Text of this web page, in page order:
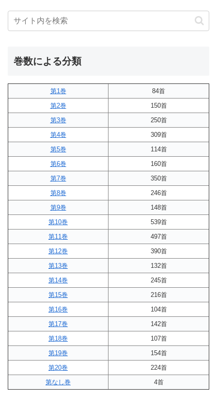
巻数による分類
第1巻
84首
第2巻
150首
第3巻
250首
第4巻
309首
第5巻
114首
第6巻
160首
第7巻
350首
第8巻
246首
第9巻
148首
第10巻
539首
第11巻
497首
第12巻
390首
第13巻
132首
第14巻
245首
第15巻
216首
第16巻
104首
第17巻
142首
第18巻
107首
第19巻
154首
第20巻
224首
第なし巻
4首